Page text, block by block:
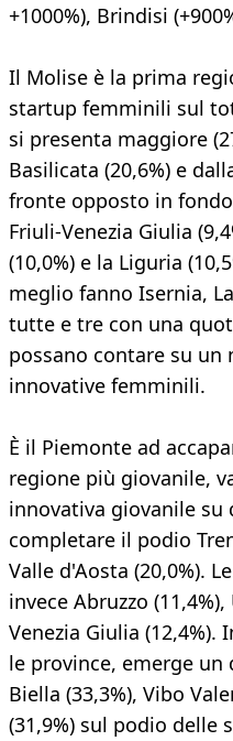
+1000%), Brindisi
Il Molise è la prima
startup femminili sul
si presenta maggiore
Basilicata (20,6%) e
fronte opposto in
Friuli-Venezia Giulia
(10,0%) e la Liguria
meglio fanno Isernia,
tutte e tre con una
possano contare su
innovative femminili.
È il Piemonte ad
regione più giovanile,
innovativa giovanile su
completare il podio
Valle d'Aosta (20,0%).
invece Abruzzo
Venezia Giulia
le province, emerge un
Biella (33,3%), Vibo
(31,9%) sul podio delle